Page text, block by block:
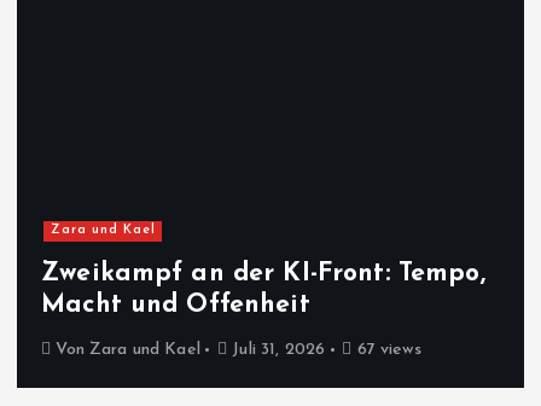
Zara und Kael
Zweikampf an der KI-Front: Tempo,
Macht und Offenheit
Von Zara und Kael Juli 31, 2026 67 views